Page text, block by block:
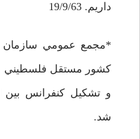
داريم. 19/9/63
*مجمع عمومي سازمان
كشور مستقل فلسطيني
و تشكيل كنفرانس بين
شد.